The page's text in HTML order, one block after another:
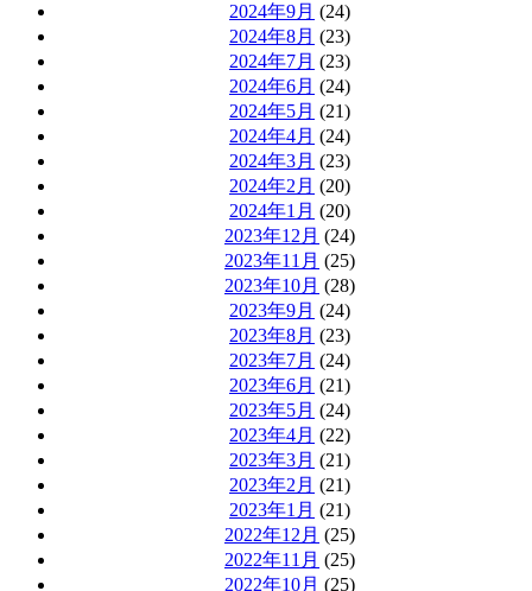
2024年9月 (24)
2024年8月 (23)
2024年7月 (23)
2024年6月 (24)
2024年5月 (21)
2024年4月 (24)
2024年3月 (23)
2024年2月 (20)
2024年1月 (20)
2023年12月 (24)
2023年11月 (25)
2023年10月 (28)
2023年9月 (24)
2023年8月 (23)
2023年7月 (24)
2023年6月 (21)
2023年5月 (24)
2023年4月 (22)
2023年3月 (21)
2023年2月 (21)
2023年1月 (21)
2022年12月 (25)
2022年11月 (25)
2022年10月 (25)